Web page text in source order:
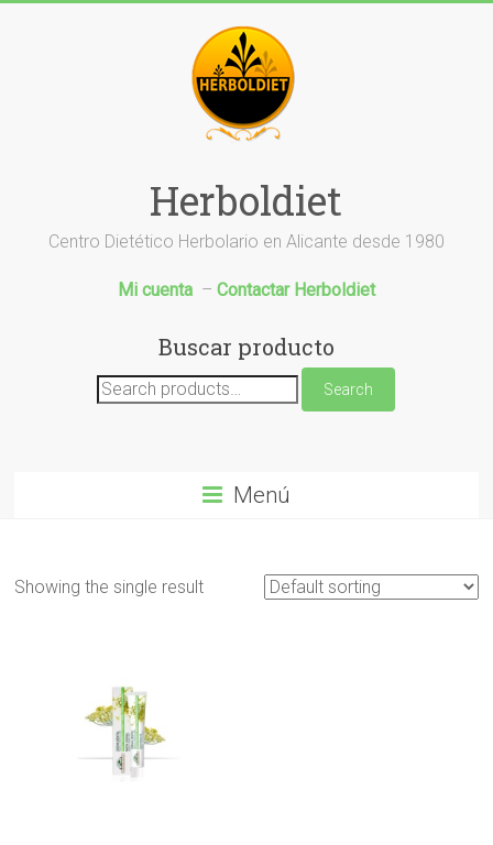
Herboldiet
Centro Dietético Herbolario en Alicante desde 1980
Mi cuenta – Contactar Herboldiet
Buscar producto
Search
for:
Search
Menú
Showing the single result